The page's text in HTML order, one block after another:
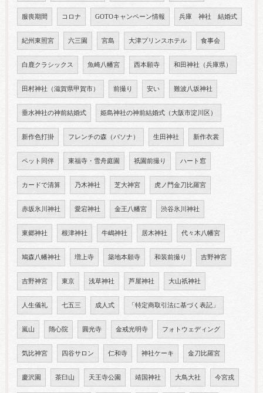
服喪期間 コロナ GOTOキャンペーン情報 兵庫 神社 結婚式
紀州東照宮 六三園 宮島 大津プリンスホテル 食事会
白鹿クラシックス 魚崎八幡宮 西本願寺 和田神社（兵庫県）
田村神社（滋賀県甲賀市） 前撮り 安い 難波八坂神社
垂水神社の神前結婚式 姫島神社の神前結婚式（大阪市淀川区）
新作色打掛 フレンチの森（パソナ） 生田神社 新作衣裳
ペット同伴 東福寺・雪舟庭園 祇園前撮り ハート窓
カードで清算 乃木神社 芝大神宮 虎ノ門金刀比羅宮
赤坂氷川神社 愛宕神社 金王八幡宮 渋谷氷川神社
東郷神社 根津神社 牛嶋神社 居木神社 代々木八幡宮
鳩森八幡神社 増上寺 築地本願寺 和装前撮り 吉野神宮
吉野神宮 東京 浅草神社 芦屋神社 大山祇神社
人生儀礼 七五三 成人式 「特定商取引法に基づく表記」
嵐山 隋心院 圓光寺 金戒光明寺 フォトウェディング
気比神宮 四谷サロン 仁和寺 神社ケーキ 金刀比羅宮
慶沢園 茶臼山 天王寺公園 靖国神社 大鳥大社 今宮戎